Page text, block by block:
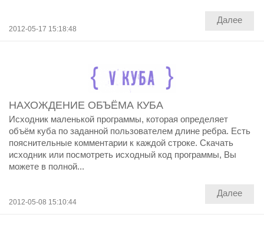
2012-05-17 15:18:48
Далее
НАХОЖДЕНИЕ ОБЪЁМА КУБА
Исходник маленькой программы, которая определяет
объём куба по заданной пользователем длине ребра. Есть
пояснительные комментарии к каждой строке. Скачать
исходник или посмотреть исходный код программы, Вы
можете в полной...
2012-05-08 15:10:44
Далее